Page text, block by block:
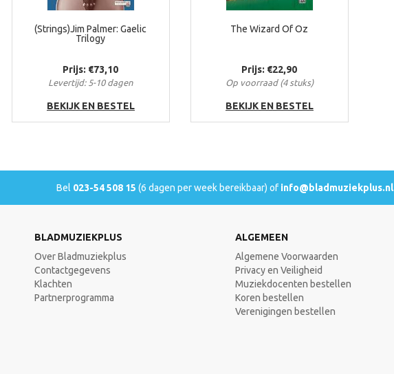
(Strings)Jim Palmer: Gaelic
Trilogy
Prijs: €73,10
Levertijd: 5-10 dagen
BEKIJK EN BESTEL
The Wizard Of Oz
Prijs: €22,90
Op voorraad (4 stuks)
BEKIJK EN BESTEL
Bel 023-54 508 15 (6 dagen per week bereikbaar) of info@bladmuziekplus.nl
BLADMUZIEKPLUS
Over Bladmuziekplus
Contactgegevens
Klachten
Partnerprogramma
ALGEMEEN
Algemene Voorwaarden
Privacy en Veiligheid
Muziekdocenten bestellen
Koren bestellen
Verenigingen bestellen